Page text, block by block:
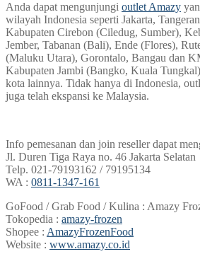
Anda dapat mengunjungi outlet Amazy
wilayah Indonesia seperti Jakarta,
Kabupaten Cirebon (Ciledug, Sumber),
Jember, Tabanan (Bali), Ende (Flores),
(Maluku Utara), Gorontalo, Bangau dan
Kabupaten Jambi (Bangko, Kuala
kota lainnya. Tidak hanya di Indonesia,
juga telah ekspansi ke Malaysia.
Info pemesanan dan join reseller dapat
Jl. Duren Tiga Raya no. 46 Jakarta Selatan
Telp. 021-79193162 / 79195134
WA : 0811-1347-161
GoFood / Grab Food / Kulina : Amazy
Tokopedia : amazy-frozen
Shopee : AmazyFrozenFood
Website : www.amazy.co.id